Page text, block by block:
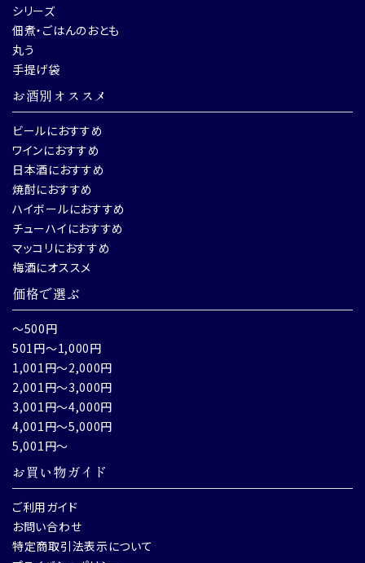
シリーズ
佃煮・ごはんのおとも
丸う
手提げ袋
お酒別オススメ
ビールにおすすめ
ワインにおすすめ
日本酒におすすめ
焼酎におすすめ
ハイボールにおすすめ
チューハイにおすすめ
マッコリにおすすめ
梅酒にオススメ
価格で選ぶ
～500円
501円～1,000円
1,001円～2,000円
2,001円～3,000円
3,001円～4,000円
4,001円～5,000円
5,001円～
お買い物ガイド
ご利用ガイド
お問い合わせ
特定商取引法表示について